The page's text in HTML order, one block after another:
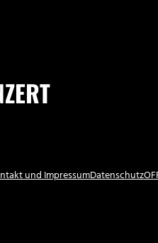
und ImpressumDatenschutz